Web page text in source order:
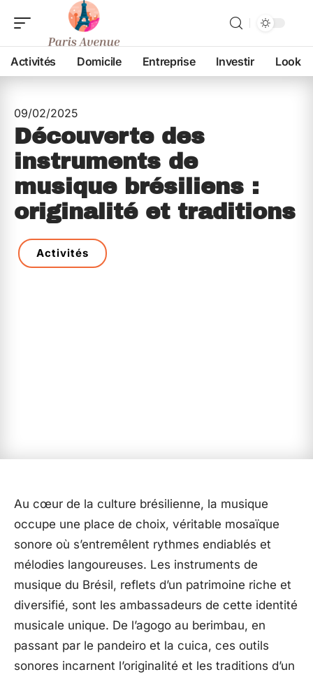
Activités Domicile Entreprise Investir Look
09/02/2025
Découverte des
instruments de
musique brésiliens :
originalité et traditions
Activités
Au cœur de la culture brésilienne, la musique
occupe une place de choix, véritable mosaïque
sonore où s’entremêlent rythmes endiablés et
mélodies langoureuses. Les instruments de
musique du Brésil, reflets d’un patrimoine riche et
diversifié, sont les ambassadeurs de cette identité
musicale unique. De l’agogo au berimbau, en
passant par le pandeiro et la cuica, ces outils
sonores incarnent l’originalité et les traditions d’un